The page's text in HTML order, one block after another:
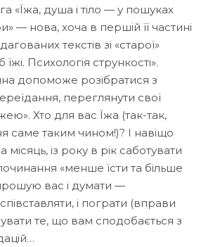
«Їжа, душа і тіло — у пошуках
— нова, хоча в першій її частині
текстів зі «старої»
Психологія стрункості».
допоможе розібратися з
переглянути свої
Хто для вас Їжа (так-так,
саме таким чином!)? І навіщо
місяць, із року в рік саботувати
«менше їсти та більше
вас і думати —
і пограти (вправи
те, що вам сподобається з